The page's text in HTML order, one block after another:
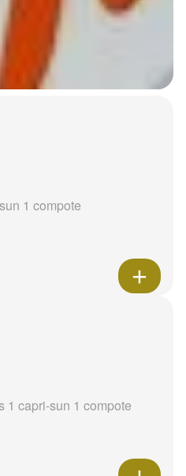
1 compote
1 capri-sun 1 compote